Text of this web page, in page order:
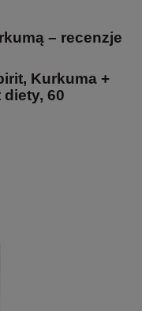
– recenzje
Kurkuma +
60